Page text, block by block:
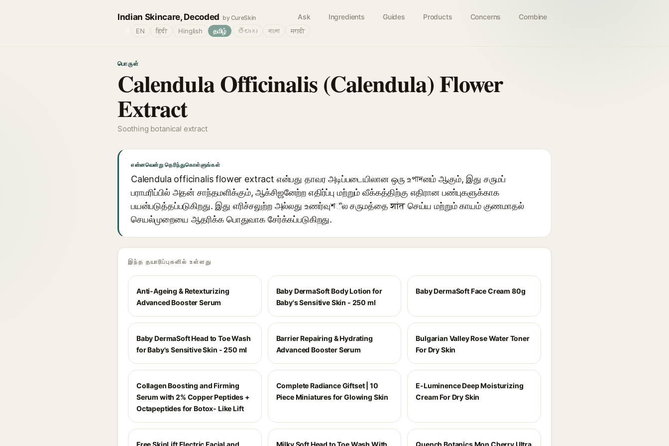
Indian Skincare, Decoded by CureSkin Ask Ingredients Guides Products Concerns Combine
EN हिंदी Hinglish தமிழ் తెలుగు বাংলা मराठी
பொருள்
Calendula Officinalis (Calendula) Flower
Extract
Soothing botanical extract
என்னவென்று தெரிந்துகொள்ளுங்கள்
Calendula officinalis flower extract என்பது தாவர அடிப்படையிலான ஒரு உপাদனம் ஆகும், இது சருமப்
பராமரிப்பில் அதன் சாந்தமளிக்கும், ஆக்சிஜனேற்ற எதிர்ப்பு மற்றும் வீக்கத்திற்கு எதிரான பண்புகளுக்காக
பயன்படுத்தப்படுகிறது. இது எரிச்சலுற்ற அல்லது உணர்வுশீல சருமத்தை शांत செய்ய மற்றும் காயம் குணமாதல்
செயல்முறையை ஆதரிக்க பொதுவாக சேர்க்கப்படுகிறது.
இந்த தயாரிப்புகளில் உள்ளது
Anti-Ageing & Retexturizing
Advanced Booster Serum
Baby DermaSoft Body Lotion for
Baby's Sensitive Skin - 250 ml
Baby DermaSoft Face Cream 80g
Baby DermaSoft Head to Toe Wash
for Baby's Sensitive Skin - 250 ml
Barrier Repairing & Hydrating
Advanced Booster Serum
Bulgarian Valley Rose Water Toner
For Dry Skin
Collagen Boosting and Firming
Serum with 2% Copper Peptides +
Octapeptides for Botox- Like Lift
Complete Radiance Giftset | 10
Piece Miniatures for Glowing Skin
E-Luminence Deep Moisturizing
Cream For Dry Skin
Free SkinLift Electric Facial and Milky Soft Head to Toe Wash With Quench Botanics Mon Cherry Ultra